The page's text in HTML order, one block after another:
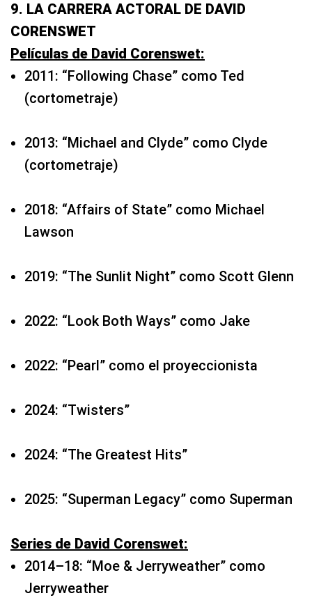
9. LA CARRERA ACTORAL DE DAVID
CORENSWET
Películas de David Corenswet:
2011: “Following Chase” como Ted
(cortometraje)
2013: “Michael and Clyde” como Clyde
(cortometraje)
2018: “Affairs of State” como Michael
Lawson
2019: “The Sunlit Night” como Scott Glenn
2022: “Look Both Ways” como Jake
2022: “Pearl” como el proyeccionista
2024: “Twisters”
2024: “The Greatest Hits”
2025: “Superman Legacy” como Superman
Series de David Corenswet:
2014–18: “Moe & Jerryweather” como
Jerryweather